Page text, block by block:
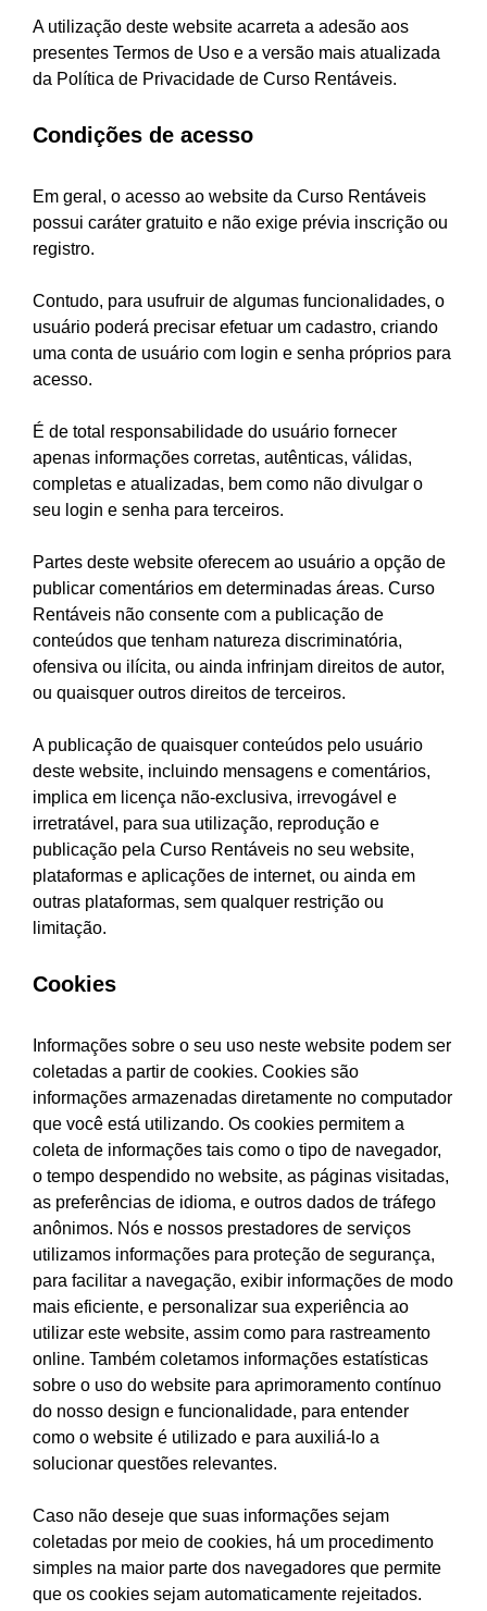
A utilização deste website acarreta a adesão aos
presentes Termos de Uso e a versão mais atualizada
da Política de Privacidade de Curso Rentáveis.
Condições de acesso
Em geral, o acesso ao website da Curso Rentáveis
possui caráter gratuito e não exige prévia inscrição ou
registro.
Contudo, para usufruir de algumas funcionalidades, o
usuário poderá precisar efetuar um cadastro, criando
uma conta de usuário com login e senha próprios para
acesso.
É de total responsabilidade do usuário fornecer
apenas informações corretas, autênticas, válidas,
completas e atualizadas, bem como não divulgar o
seu login e senha para terceiros.
Partes deste website oferecem ao usuário a opção de
publicar comentários em determinadas áreas. Curso
Rentáveis não consente com a publicação de
conteúdos que tenham natureza discriminatória,
ofensiva ou ilícita, ou ainda infrinjam direitos de autor,
ou quaisquer outros direitos de terceiros.
A publicação de quaisquer conteúdos pelo usuário
deste website, incluindo mensagens e comentários,
implica em licença não-exclusiva, irrevogável e
irretratável, para sua utilização, reprodução e
publicação pela Curso Rentáveis no seu website,
plataformas e aplicações de internet, ou ainda em
outras plataformas, sem qualquer restrição ou
limitação.
Cookies
Informações sobre o seu uso neste website podem ser
coletadas a partir de cookies. Cookies são
informações armazenadas diretamente no computador
que você está utilizando. Os cookies permitem a
coleta de informações tais como o tipo de navegador,
o tempo despendido no website, as páginas visitadas,
as preferências de idioma, e outros dados de tráfego
anônimos. Nós e nossos prestadores de serviços
utilizamos informações para proteção de segurança,
para facilitar a navegação, exibir informações de modo
mais eficiente, e personalizar sua experiência ao
utilizar este website, assim como para rastreamento
online. Também coletamos informações estatísticas
sobre o uso do website para aprimoramento contínuo
do nosso design e funcionalidade, para entender
como o website é utilizado e para auxiliá-lo a
solucionar questões relevantes.
Caso não deseje que suas informações sejam
coletadas por meio de cookies, há um procedimento
simples na maior parte dos navegadores que permite
que os cookies sejam automaticamente rejeitados.